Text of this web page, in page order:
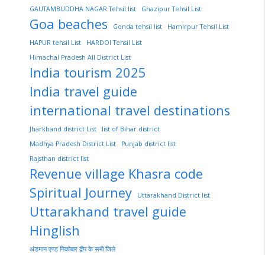
GAUTAMBUDDHA NAGAR Tehsil list
Ghazipur Tehsil List
Goa beaches Gonda tehsil list
Hamirpur Tehsil List
HAPUR tehsil List
HARDOI Tehsil List
Himachal Pradesh All District List
India tourism 2025
India travel guide
international travel destinations
Jharkhand district List
list of Bihar district
Madhya Pradesh District List
Punjab district list
Rajsthan district list
Revenue village Khasra code
Spiritual Journey
Uttarakhand District list
Uttarakhand travel guide
Hinglish
अंडमान एण्ड निकोबार द्वीप के सभी जिले